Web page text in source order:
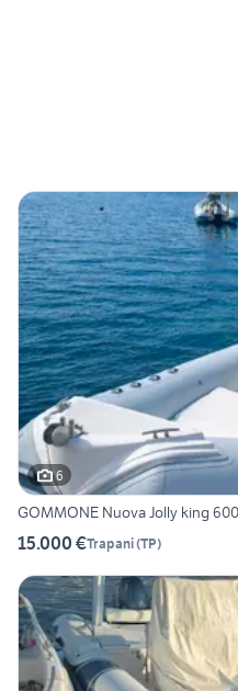
6
GOMMONE Nuova Jolly king
15.000 €Trapani(TP)